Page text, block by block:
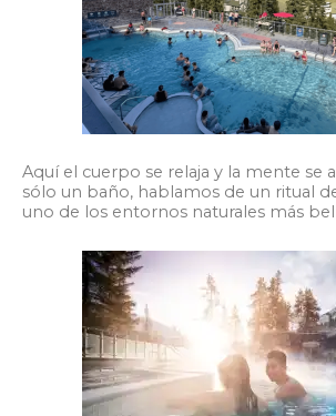
Aquí el cuerpo se relaja y la mente se
sólo un baño, hablamos de un ritual
uno de los entornos naturales más